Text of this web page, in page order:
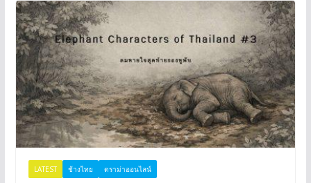
LATEST ช้างไทย ดราม่าออนไลน์